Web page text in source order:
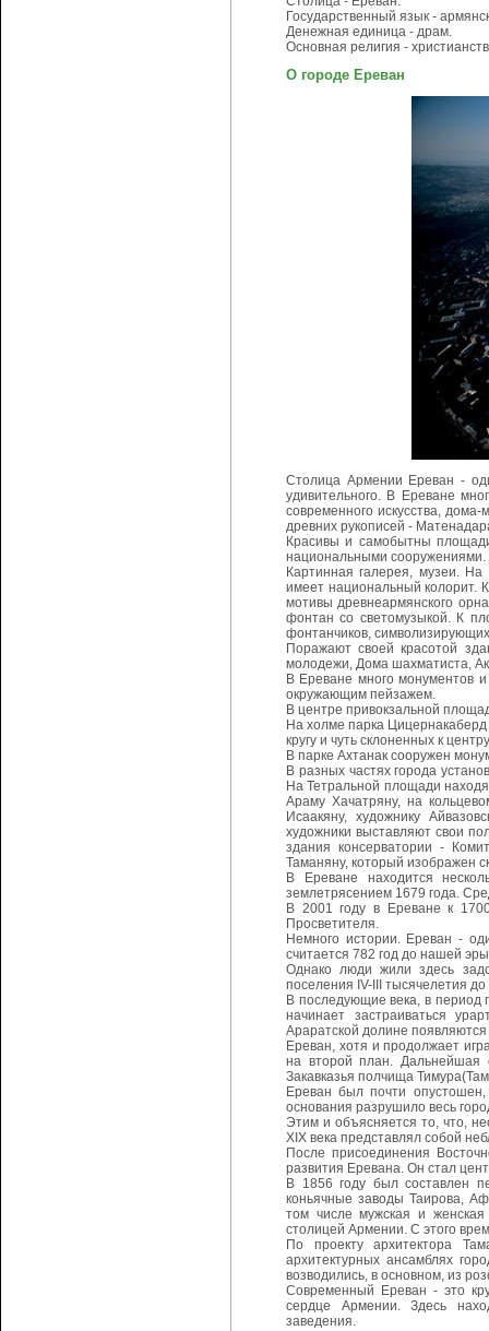
Государственный язык -
Денежная единица - драм.
Основная религия -
О городе Ереван
Столица Армении Ереван -
удивительного. В Ереване
современного искусства,
древних рукописей -
Красивы и самобытны
национальными сооружениями.
Картинная галерея, музеи.
имеет национальный колорит.
мотивы древнеармянского
фонтан со светомузыкой. К
фонтанчиков,
Поражают своей красотой
молодежи, Дома шахматиста,
В Ереване много монументов
окружающим пейзажем.
В центре привокзальной
На холме парка
кругу и чуть склоненных к
В парке Ахтанак сооружен
В разных частях города
На Тетральной площади
Араму Хачатряну, на
Исаакяну, художнику
художники выставляют свои
здания консерватории -
Таманяну, который изображен
В Ереване находится
землетрясением 1679 года.
В 2001 году в Ереване к
Просветителя.
Немного истории. Ереван -
считается 782 год до нашей
Однако люди жили здесь
поселения IV-III тысячелетия
В последующие века, в период
начинает застраиваться
Араратской долине
Ереван, хотя и продолжает
на второй план. Дальнейшая
Закавказья полчища
Ереван был почти
основания разрушило весь
Этим и объясняется то, что,
XIX века представлял собой
После присоединения
развития Еревана. Он стал
В 1856 году был составлен
коньячные заводы Таирова,
том числе мужская и
столицей Армении. С этого
По проекту архитектора
архитектурных ансамблях
возводились, в основном, из
Современный Ереван - это
сердце Армении. Здесь
заведения.